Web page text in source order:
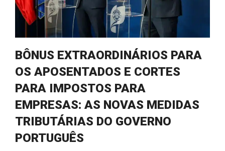
BÔNUS EXTRAORDINÁRIOS PARA
OS APOSENTADOS E CORTES
PARA IMPOSTOS PARA
EMPRESAS: AS NOVAS MEDIDAS
TRIBUTÁRIAS DO GOVERNO
PORTUGUÊS